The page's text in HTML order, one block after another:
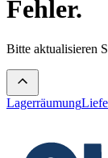
Fehler.
Bitte aktualisieren
Lagerräumung